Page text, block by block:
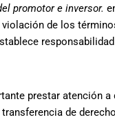
promotor e inversor.
de los
prestar atención
de